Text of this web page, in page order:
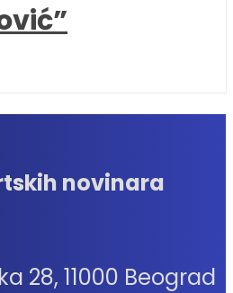
novinara
28, 11000 Beograd